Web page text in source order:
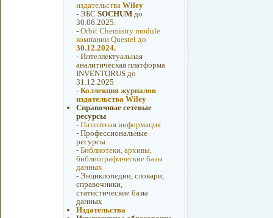
издательства Wiley
- ЭБС SOCHUMдо
30.06.2025.
- Orbit Chemistry module
компании Questel до
30.12.2024.
- Интеллектуальная
аналитическая платформа
INVENTORUS до
31.12.2025
- Коллекция журналов
издательства Wiley
Справочные сетевые
ресурсы
- Патентная информация
- Профессиональные
ресурсы
- Библиотеки, архивы,
библиографические базы
данных
- Энциклопедии, словари,
справочники,
статистические базы
данных
Издательства